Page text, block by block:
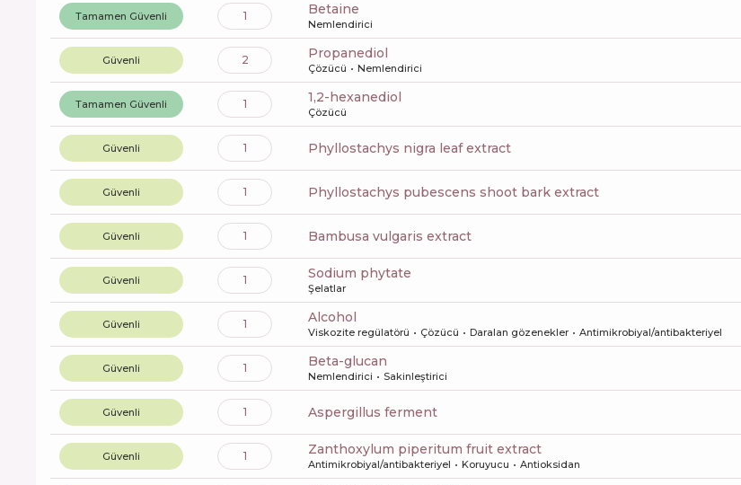
Tamamen Güvenli 1 betaine
Nemlendirici
Güvenli 2 propanediol
Çözücü Nemlendirici
Tamamen Güvenli 1 1,2-hexanediol
Çözücü
Güvenli 1 phyllostachys nigra leaf extract
Güvenli 1 phyllostachys pubescens shoot bark extract
Güvenli 1 bambusa vulgaris extract
Güvenli 1 sodium phytate
Şelatlar
Güvenli 1 alcohol
Viskozite regülatörü Çözücü Daralan gözenekler Antimikrobiyal/antibakteriyel
Güvenli 1 beta-glucan
Nemlendirici Sakinleştirici
Güvenli 1 aspergillus ferment
Güvenli 1 zanthoxylum piperitum fruit extract
Antimikrobiyal/antibakteriyel Koruyucu Antioksidan